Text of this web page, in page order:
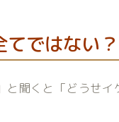
てではない？
と聞くと「どうせ